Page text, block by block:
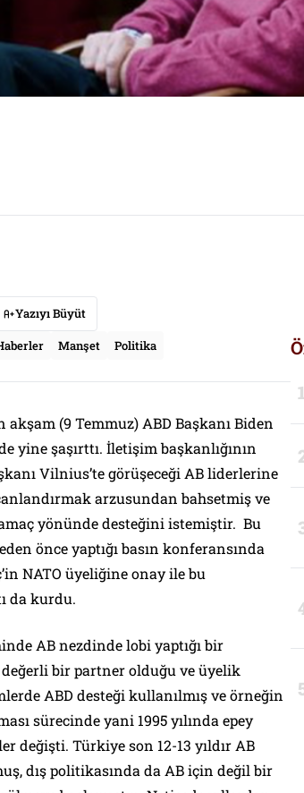
Yazıyı Büyüt
Manşet Politika
(9 Temmuz) ABD Başkanı Biden
yine şaşırttı. İletişim başkanlığının
Vilnius’te görüşeceği AB liderlerine
arzusundan bahsetmiş ve
yönünde desteğini istemiştir. Bu
önce yaptığı basın konferansında
NATO üyeliğine onay ile bu
da kurdu.
AB nezdinde lobi yaptığı bir
bir partner olduğu ve üyelik
ABD desteği kullanılmış ve örneğin
sürecinde yani 1995 yılında epey
değişti. Türkiye son 12-13 yıldır AB
dış politikasında da AB için değil bir